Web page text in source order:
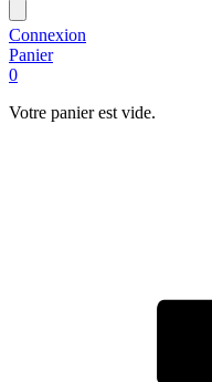
Connexion
Panier
0
Votre panier est vide.